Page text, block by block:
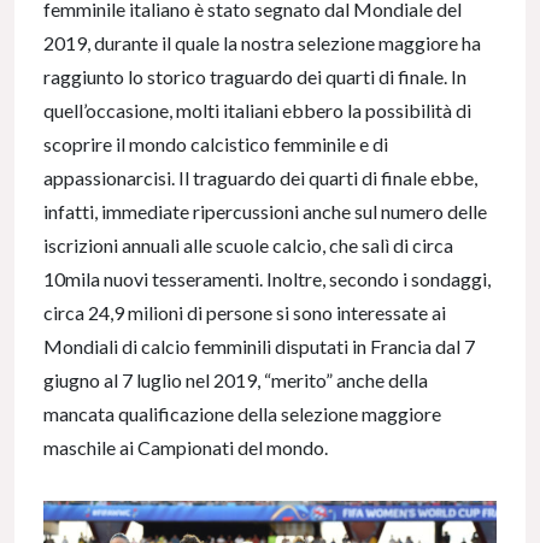
femminile italiano è stato segnato dal Mondiale del
2019, durante il quale la nostra selezione maggiore ha
raggiunto lo storico traguardo dei quarti di finale. In
quell’occasione, molti italiani ebbero la possibilità di
scoprire il mondo calcistico femminile e di
appassionarcisi. Il traguardo dei quarti di finale ebbe,
infatti, immediate ripercussioni anche sul numero delle
iscrizioni annuali alle scuole calcio, che salì di circa
10mila nuovi tesseramenti. Inoltre, secondo i sondaggi,
circa 24,9 milioni di persone si sono interessate ai
Mondiali di calcio femminili disputati in Francia dal 7
giugno al 7 luglio nel 2019, “merito” anche della
mancata qualificazione della selezione maggiore
maschile ai Campionati del mondo.